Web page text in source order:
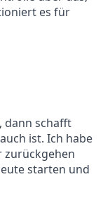
es für
dann schafft
ist. Ich habe
zurückgehen
starten und